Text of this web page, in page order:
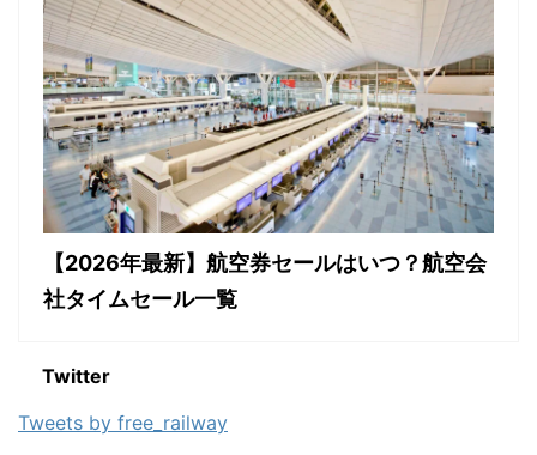
【2026年最新】航空券セールはいつ？航空会
社タイムセール一覧
Twitter
Tweets by free_railway